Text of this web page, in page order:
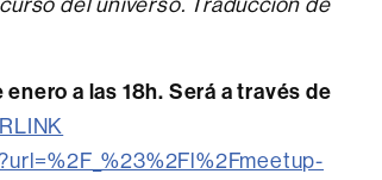
a las 18h. Será a través de